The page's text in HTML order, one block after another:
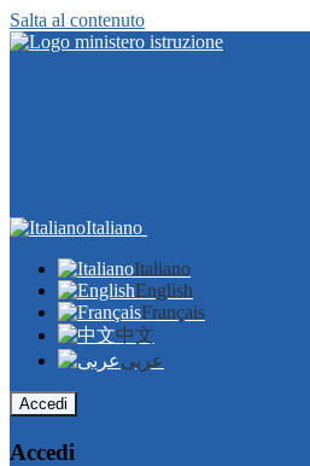
Salta al contenuto
Italiano
Italiano
English
Français
中文
عربى
Accedi
Accedi